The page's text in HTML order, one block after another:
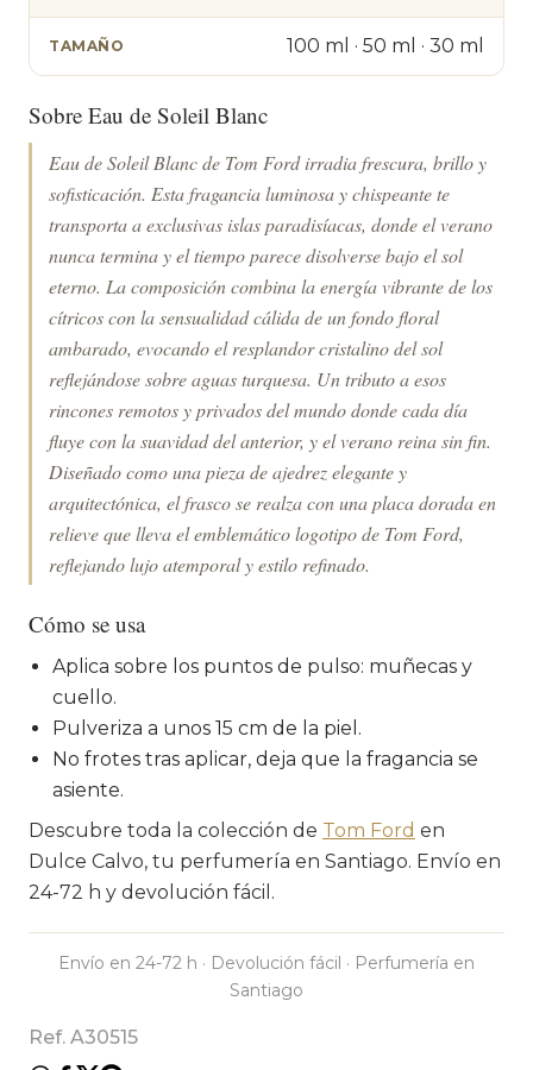
TAMAÑO 100 ml · 50 ml · 30 ml
Sobre Eau de Soleil Blanc
Eau de Soleil Blanc de Tom Ford irradia frescura, brillo y
sofisticación. Esta fragancia luminosa y chispeante te
transporta a exclusivas islas paradisíacas, donde el verano
nunca termina y el tiempo parece disolverse bajo el sol
eterno. La composición combina la energía vibrante de los
cítricos con la sensualidad cálida de un fondo floral
ambarado, evocando el resplandor cristalino del sol
reflejándose sobre aguas turquesa. Un tributo a esos
rincones remotos y privados del mundo donde cada día
fluye con la suavidad del anterior, y el verano reina sin fin.
Diseñado como una pieza de ajedrez elegante y
arquitectónica, el frasco se realza con una placa dorada en
relieve que lleva el emblemático logotipo de Tom Ford,
reflejando lujo atemporal y estilo refinado.
Cómo se usa
Aplica sobre los puntos de pulso: muñecas y
cuello.
Pulveriza a unos 15 cm de la piel.
No frotes tras aplicar, deja que la fragancia se
asiente.
Descubre toda la colección de Tom Ford en
Dulce Calvo, tu perfumería en Santiago. Envío en
24-72 h y devolución fácil.
Envío en 24-72 h · Devolución fácil · Perfumería en
Santiago
Ref. A30515